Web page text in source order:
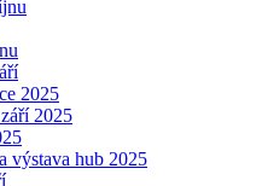
2025
2025
výstava hub 2025